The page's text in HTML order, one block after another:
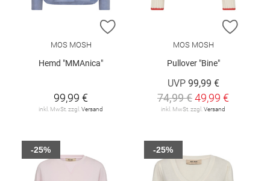
ZUR WUNSCHLISTE HINZUFÜGEN
MOS MOSH
Hemd "MMAnica"
99,99 €
inkl. MwSt. zzgl. Versand
ZUR
MOS MOSH
Pullover "Bine"
UVP 99,99 €
74,99 €49,99 €
inkl. MwSt. zzgl. Versand
-25% -25%